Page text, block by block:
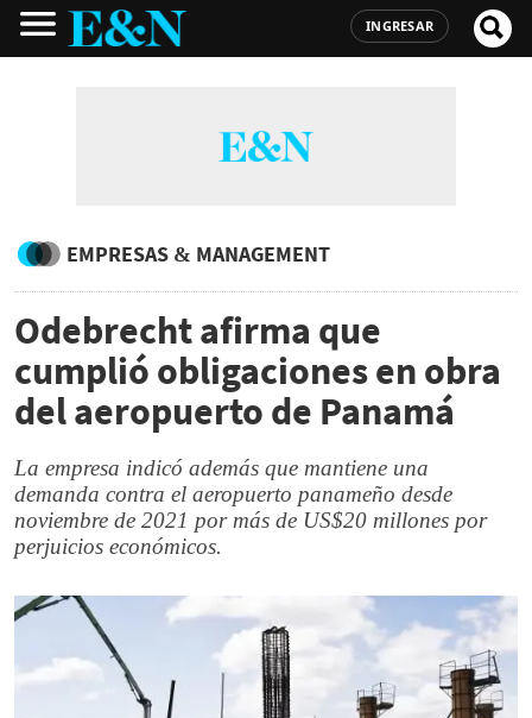
INGRESAR
EMPRESAS & MANAGEMENT
Odebrecht afirma que
cumplió obligaciones en obra
del aeropuerto de Panamá
La empresa indicó además que mantiene una
demanda contra el aeropuerto panameño desde
noviembre de 2021 por más de US$20 millones por
perjuicios económicos.